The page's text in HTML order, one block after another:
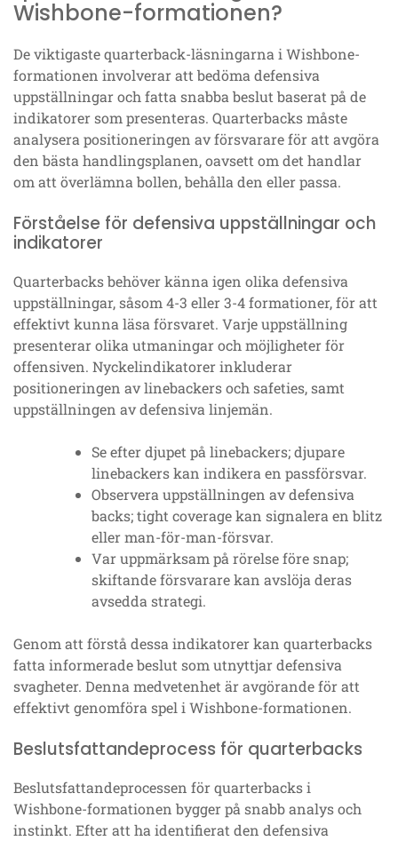
Wishbone-formationen?
De viktigaste quarterback-läsningarna i Wishbone-
formationen involverar att bedöma defensiva
uppställningar och fatta snabba beslut baserat på de
indikatorer som presenteras. Quarterbacks måste
analysera positioneringen av försvarare för att avgöra
den bästa handlingsplanen, oavsett om det handlar
om att överlämna bollen, behålla den eller passa.
Förståelse för defensiva uppställningar och
indikatorer
Quarterbacks behöver känna igen olika defensiva
uppställningar, såsom 4-3 eller 3-4 formationer, för att
effektivt kunna läsa försvaret. Varje uppställning
presenterar olika utmaningar och möjligheter för
offensiven. Nyckelindikatorer inkluderar
positioneringen av linebackers och safeties, samt
uppställningen av defensiva linjemän.
Se efter djupet på linebackers; djupare
linebackers kan indikera en passförsvar.
Observera uppställningen av defensiva
backs; tight coverage kan signalera en blitz
eller man-för-man-försvar.
Var uppmärksam på rörelse före snap;
skiftande försvarare kan avslöja deras
avsedda strategi.
Genom att förstå dessa indikatorer kan quarterbacks
fatta informerade beslut som utnyttjar defensiva
svagheter. Denna medvetenhet är avgörande för att
effektivt genomföra spel i Wishbone-formationen.
Beslutsfattandeprocess för quarterbacks
Beslutsfattandeprocessen för quarterbacks i
Wishbone-formationen bygger på snabb analys och
instinkt. Efter att ha identifierat den defensiva